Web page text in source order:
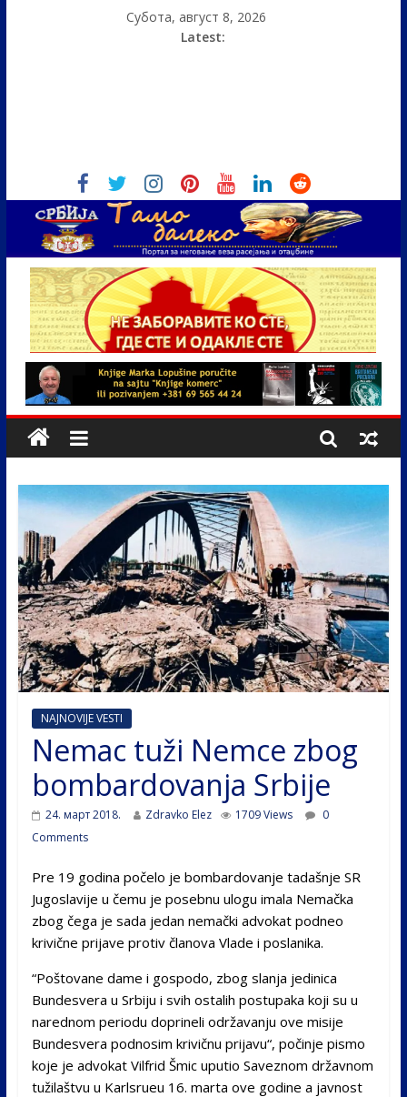
Субота, август 8, 2026
Latest:
NAJNOVIJE VESTI
Nemac tuži Nemce zbog
bombardovanja Srbije
24. март 2018. Zdravko Elez 1709 Views
0
Comments
Pre 19 godina počelo je bombardovanje tadašnje SR
Jugoslavije u čemu je posebnu ulogu imala Nemačka
zbog čega je sada jedan nemački advokat podneo
krivične prijave protiv članova Vlade i poslanika.
“Poštovane dame i gospodo, zbog slanja jedinica
Bundesvera u Srbiju i svih ostalih postupaka koji su u
narednom periodu doprineli održavanju ove misije
Bundesvera podnosim krivičnu prijavu“, počinje pismo
koje je advokat Vilfrid Šmic uputio Saveznom državnom
tužilaštvu u Karlsrueu 16. marta ove godine a javnost